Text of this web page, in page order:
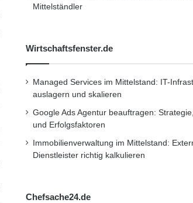
Mittelständler
Wirtschaftsfenster.de
Managed Services im Mittelstand: IT-
auslagern und skalieren
Google Ads Agentur beauftragen:
und Erfolgsfaktoren
Immobilienverwaltung im Mittelstand:
Dienstleister richtig kalkulieren
Chefsache24.de